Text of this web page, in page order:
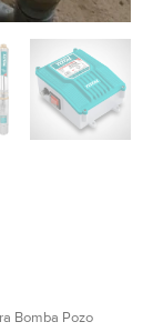
Bomba Pozo